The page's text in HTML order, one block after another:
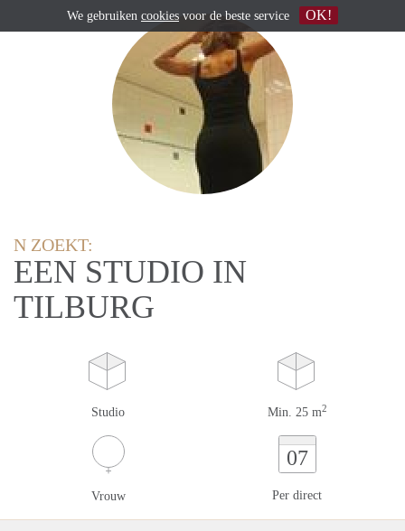
N ZOEKT:
EEN STUDIO IN
TILBURG
Studio Min. 25 m2
Vrouw
07
Per direct
We gebruiken cookies voor de beste service OK!